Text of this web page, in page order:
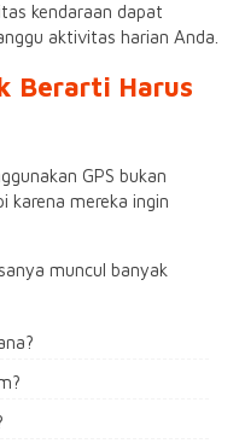
kendaraan dapat
aktivitas harian Anda.
Berarti Harus
GPS bukan
karena mereka ingin
muncul banyak